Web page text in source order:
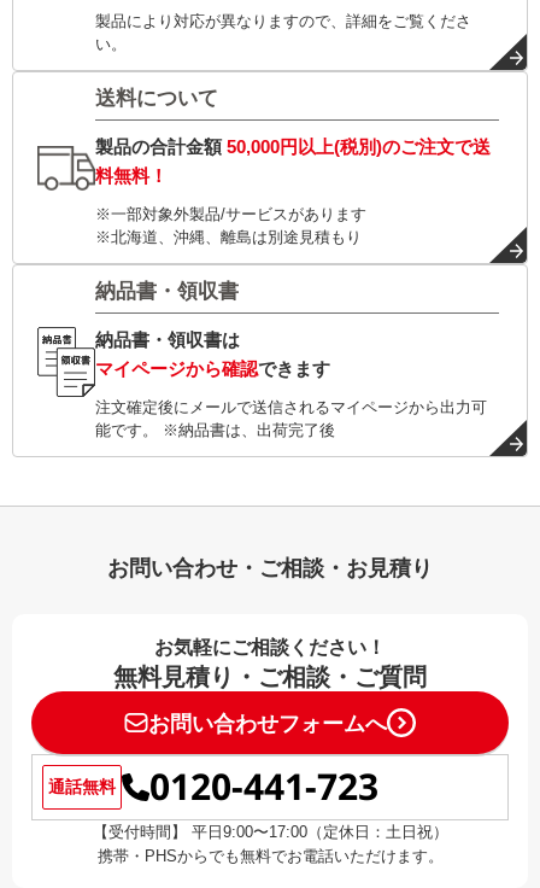
製品により対応が異なりますので、詳細をご覧くださ
い。
送料について
製品の合計金額50,000円以上(税別)のご注文で送
料無料！
※一部対象外製品/サービスがあります
※北海道、沖縄、離島は別途見積もり
納品書・領収書
納品書・領収書は
マイページから確認できます
注文確定後にメールで送信されるマイページから出力可
能です。 ※納品書は、出荷完了後
お問い合わせ・ご相談・お見積り
お気軽にご相談ください！
無料見積り・ご相談・ご質問
お問い合わせフォームへ
通話無料 0120-441-723
【受付時間】 平日9:00〜17:00（定休日：土日祝）
携帯・PHSからでも無料でお電話いただけます。